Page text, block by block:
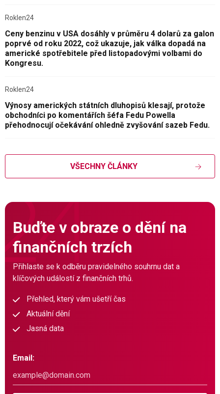
Roklen24
Ceny benzinu v USA dosáhly v průměru 4 dolarů za galon
poprvé od roku 2022, což ukazuje, jak válka dopadá na
americké spotřebitele před listopadovými volbami do
Kongresu.
Roklen24
Výnosy amerických státních dluhopisů klesají, protože
obchodníci po komentářích šéfa Fedu Powella
přehodnocují očekávání ohledně zvyšování sazeb Fedu.
VŠECHNY ČLÁNKY
Buďte v obraze o dění na
finančních trzích
Přihlaste se k odběru pravidelného souhrnu dat a
klíčových událostí z finančních trhů.
Přehled, který vám ušetří čas
Aktuální dění
Jasná data
Email: